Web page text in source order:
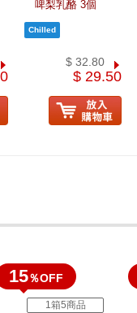
啤梨乳酪 3個
$ 32.80
$ 29.50
15％OFF
1箱5商品